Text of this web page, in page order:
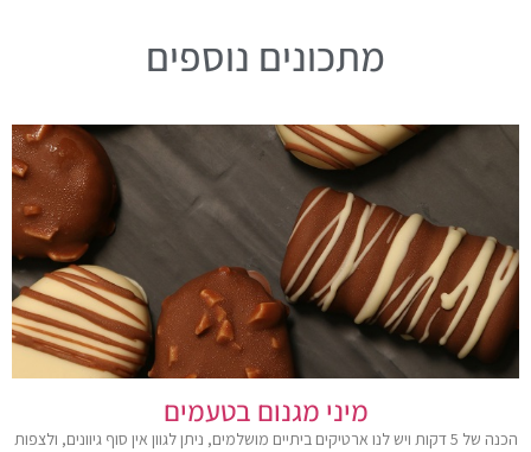
מתכונים נוספים
מיני מגנום בטעמים
הכנה של 5 דקות ויש לנו ארטיקים ביתיים מושלמים, ניתן לגוון אין סוף גיוונים, ולצפות